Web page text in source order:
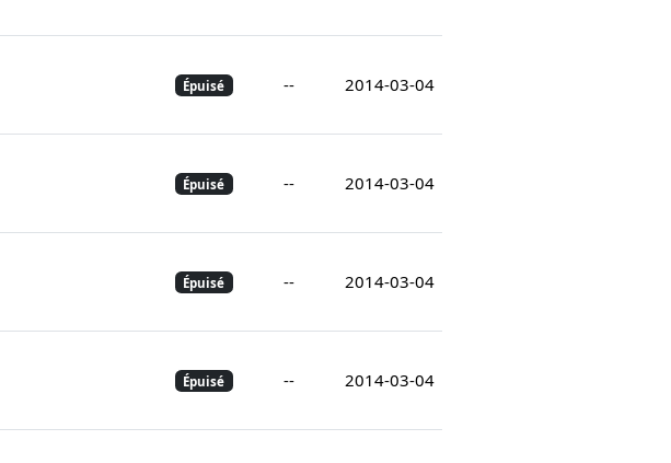
Épuisé -- 2014-03-04
Épuisé -- 2014-03-04
Épuisé -- 2014-03-04
Épuisé -- 2014-03-04